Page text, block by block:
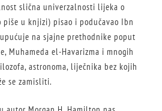
slična univerzalnosti lijeka o
piše u knjizi) pisao i podučavao Ibn
upućuje na sjajne prethodnike poput
Muhameda el-Havarizma i mnogih
astronoma, liječnika bez kojih
se zamisliti.